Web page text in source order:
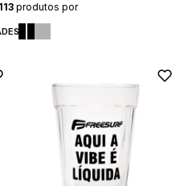
113 produtos por